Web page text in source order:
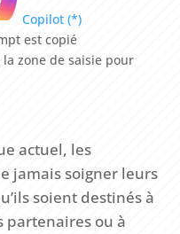
Copilot (*)
est copié
zone de saisie pour
actuel, les
jamais soigner leurs
soient destinés à
partenaires ou à